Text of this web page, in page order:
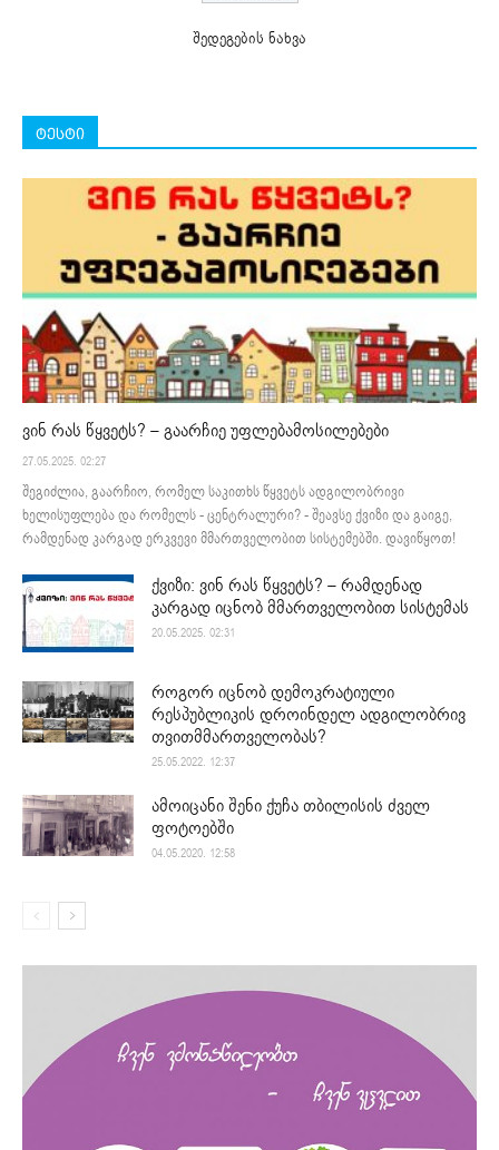
შედეგების ნახვა
ტესტი
ვინ რას წყვეტს? – გაარჩიე უფლებამოსილებები
27.05.2025. 02:27
შეგიძლია, გაარჩიო, რომელ საკითხს წყვეტს ადგილობრივი
ხელისუფლება და რომელს - ცენტრალური? - შეავსე ქვიზი და გაიგე,
რამდენად კარგად ერკვევი მმართველობით სისტემებში. დავიწყოთ!
ქვიზი: ვინ რას წყვეტს? – რამდენად
კარგად იცნობ მმართველობით სისტემას
20.05.2025. 02:31
როგორ იცნობ დემოკრატიული
რესპუბლიკის დროინდელ ადგილობრივ
თვითმმართველობას?
25.05.2022. 12:37
ამოიცანი შენი ქუჩა თბილისის ძველ
ფოტოებში
04.05.2020. 12:58